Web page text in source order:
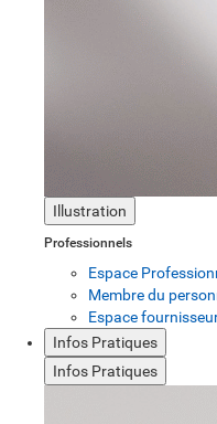
Illustration
Professionnels
Espace
Membre du
Espace
Infos Pratiques
Infos Pratiques